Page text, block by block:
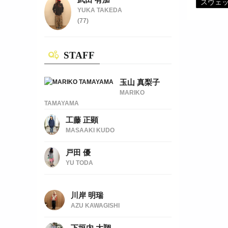
YUKA TAKEDA
(77)
STAFF
玉山 真梨子
MARIKO
TAMAYAMA
工藤 正顕
MASAAKI KUDO
戸田 優
YU TODA
川岸 明瑞
AZU KAWAGISHI
スウェ